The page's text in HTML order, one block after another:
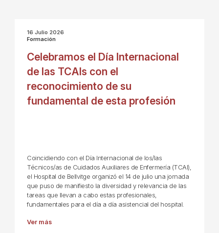
16 Julio 2026
Formación
Celebramos el Día Internacional
de las TCAIs con el
reconocimiento de su
fundamental de esta profesión
Coincidiendo con el Día Internacional de los/las
Técnicos/as de Cuidados Auxiliares de Enfermería (TCAI),
el Hospital de Bellvitge organizó el 14 de julio una jornada
que puso de manifiesto la diversidad y relevancia de las
tareas que llevan a cabo estas profesionales,
fundamentales para el día a día asistencial del hospital.
Ver más